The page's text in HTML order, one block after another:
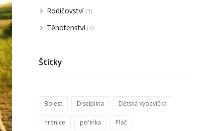
Rodičovství(1)
Těhotenství(2)
Štítky
Bolest Disciplína Dětská výbavička
hranice peřinka Pláč